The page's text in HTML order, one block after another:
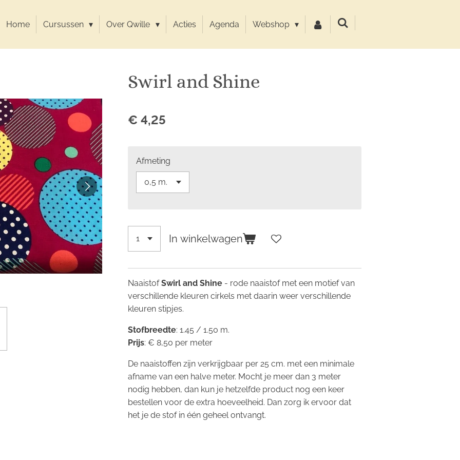
Home Cursussen Over Qwille Acties Agenda Webshop
Swirl and Shine
€ 4,25
Afmeting
In winkelwagen
NaaistofSwirl and Shine - rode naaistof met een motief van
verschillende kleuren cirkels met daarin weer verschillende
kleuren stipjes.
Stofbreedte: 1.45 / 1.50 m.
Prijs: € 8,50 per meter
De naaistoffen zijn verkrijgbaar per 25 cm. met een minimale
afname van een halve meter. Mocht je meer dan 3 meter
nodig hebben, dan kun je hetzelfde product nog een keer
bestellen voor de extra hoeveelheid. Dan zorg ik ervoor dat
het je de stof in één geheel ontvangt.